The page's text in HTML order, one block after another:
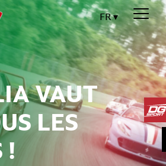
FR
VAUT
LES
!